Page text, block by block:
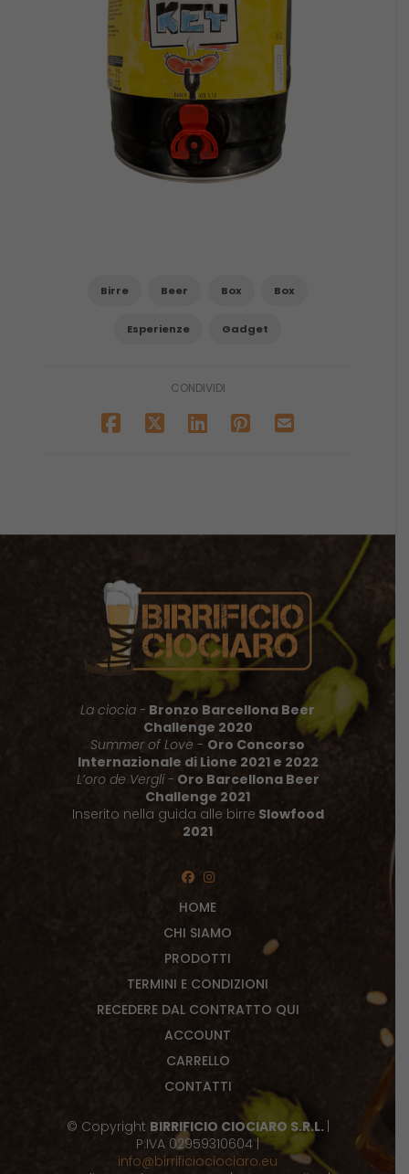
Birre Beer Box Box
Esperienze Gadget
CONDIVIDI
La ciocia - Bronzo Barcellona Beer
Challenge 2020
Summer of Love - Oro Concorso
Internazionale di Lione 2021 e 2022
L’oro de Vergli - Oro Barcellona Beer
Challenge 2021
Inserito nella guida alle birre Slowfood
2021
HOME
CHI SIAMO
PRODOTTI
TERMINI E CONDIZIONI
RECEDERE DAL CONTRATTO QUI
ACCOUNT
CARRELLO
CONTATTI
© Copyright BIRRIFICIO CIOCIARO S.R.L.
P:IVA 02959310604 |
info@birrificiociociaro.eu